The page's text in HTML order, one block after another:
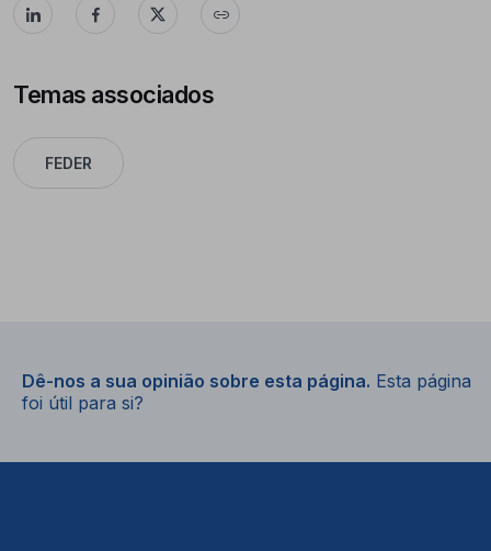
Temas associados
FEDER
Dê-nos a sua opinião sobre esta página. Esta página
foi útil para si?